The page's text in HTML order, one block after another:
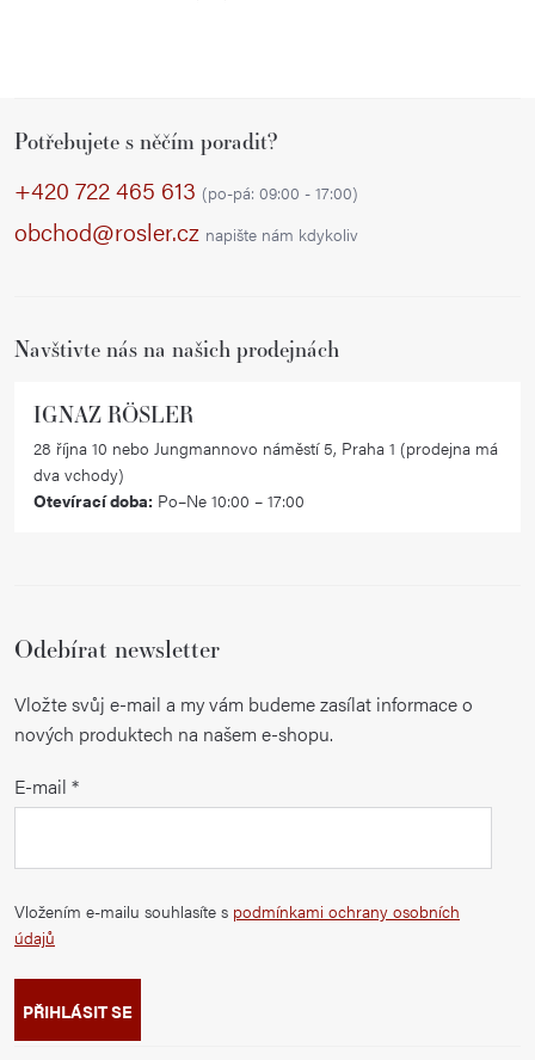
Potřebujete s něčím poradit?
+420 722 465 613 (po-pá: 09:00 - 17:00)
obchod@rosler.cz napište nám kdykoliv
Navštivte nás na našich prodejnách
IGNAZ RÖSLER
28 října 10 nebo Jungmannovo náměstí 5, Praha 1 (prodejna má
dva vchody)
Otevírací doba: Po–Ne 10:00 – 17:00
Odebírat newsletter
Vložte svůj e-mail a my vám budeme zasílat informace o
nových produktech na našem e-shopu.
E-mail
Vložením e-mailu souhlasíte s podmínkami ochrany osobních
údajů
PŘIHLÁSIT SE